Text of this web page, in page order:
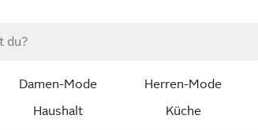
Damen-Mode Herren-Mode
Haushalt Küche